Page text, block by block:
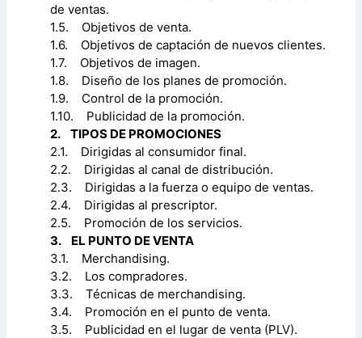
de ventas.
1.5. Objetivos de venta.
1.6. Objetivos de captación de nuevos clientes.
1.7. Objetivos de imagen.
1.8. Diseño de los planes de promoción.
1.9. Control de la promoción.
1.10. Publicidad de la promoción.
2. TIPOS DE PROMOCIONES
2.1. Dirigidas al consumidor final.
2.2. Dirigidas al canal de distribución.
2.3. Dirigidas a la fuerza o equipo de ventas.
2.4. Dirigidas al prescriptor.
2.5. Promoción de los servicios.
3. EL PUNTO DE VENTA
3.1. Merchandising.
3.2. Los compradores.
3.3. Técnicas de merchandising.
3.4. Promoción en el punto de venta.
3.5. Publicidad en el lugar de venta (PLV).